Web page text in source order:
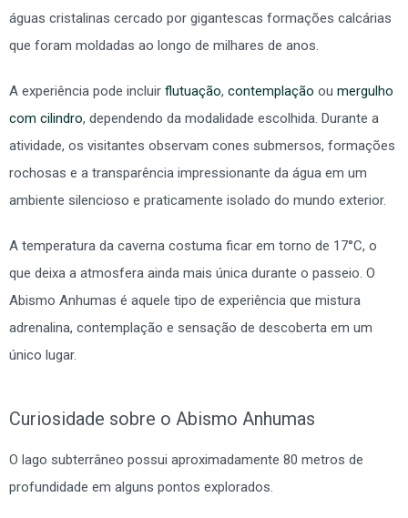
águas cristalinas cercado por gigantescas formações calcárias
que foram moldadas ao longo de milhares de anos.
A experiência pode incluir flutuação, contemplação ou mergulho
com cilindro, dependendo da modalidade escolhida. Durante a
atividade, os visitantes observam cones submersos, formações
rochosas e a transparência impressionante da água em um
ambiente silencioso e praticamente isolado do mundo exterior.
A temperatura da caverna costuma ficar em torno de 17°C, o
que deixa a atmosfera ainda mais única durante o passeio. O
Abismo Anhumas é aquele tipo de experiência que mistura
adrenalina, contemplação e sensação de descoberta em um
único lugar.
Curiosidade sobre o Abismo Anhumas
O lago subterrâneo possui aproximadamente 80 metros de
profundidade em alguns pontos explorados.